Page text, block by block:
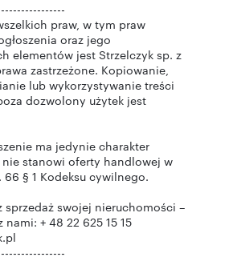
praw, w tym praw
oraz jego
elementów jest Strzelczyk sp. z
zastrzeżone. Kopiowanie,
lub wykorzystywanie treści
dozwolony użytek jest
ma jedynie charakter
stanowi oferty handlowej w
§ 1 Kodeksu cywilnego.
sprzedaż swojej nieruchomości –
+ 48 22 625 15 15